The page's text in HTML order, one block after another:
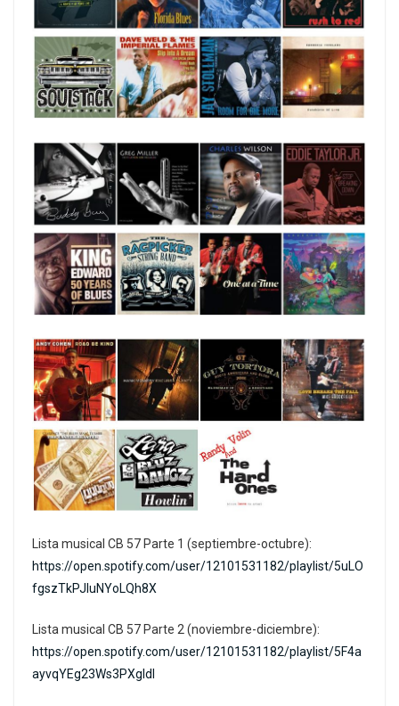
Lista musical CB 57 Parte 1 (septiembre-octubre):
https://open.spotify.com/user/12101531182/playlist/5uLO
fgszTkPJIuNYoLQh8X
Lista musical CB 57 Parte 2 (noviembre-diciembre):
https://open.spotify.com/user/12101531182/playlist/5F4a
ayvqYEg23Ws3PXgldI